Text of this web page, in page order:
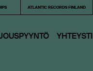
ATLANTIC RECORDS FINLAND